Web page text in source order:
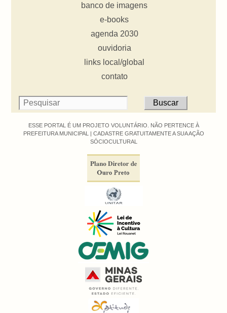
banco de imagens
e-books
agenda 2030
ouvidoria
links local/global
contato
ESSE PORTAL É UM PROJETO VOLUNTÁRIO. NÃO PERTENCE À
PREFEITURA MUNICIPAL | CADASTRE GRATUITAMENTE A SUA AÇÃO
SÓCIOCULTURAL